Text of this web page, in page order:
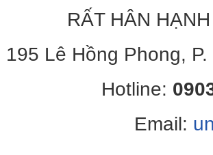
RẤT HÂN
195 Lê Hồng Phong,
Hotline:
Email: